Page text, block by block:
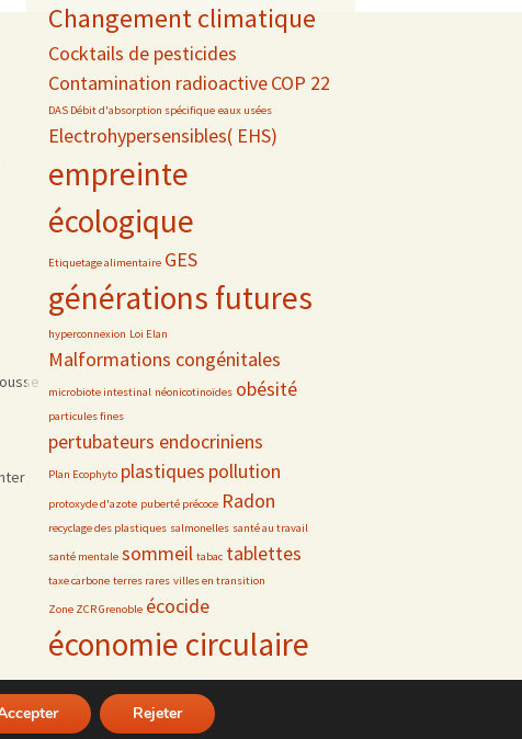
Changement climatique
Cocktails de pesticides
Contamination radioactiveCOP 22
DAS Débit d'absorption spécifique eaux usées
Electrohypersensibles( EHS)
empreinte
écologique
Etiquetage alimentaire GES
générations futures
hyperconnexion Loi Elan
Malformations congénitales
microbiote intestinal néonicotinoïdes obésité
particules fines
pertubateurs endocriniens
Plan Ecophyto plastiques pollution
protoxyde d'azote puberté précoce Radon
recyclage des plastiques salmonelles santé au travail
santé mentale sommeil tabac tablettes
taxe carbone terres rares villes en transition
Zone ZCR Grenoble écocide
économie circulaire
Rejeter